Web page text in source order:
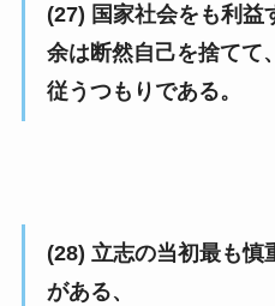
(27) 国家社会をも利益
余は断然自己を捨てて
従うつもりである。
(28) 立志の当初最も慎
がある、